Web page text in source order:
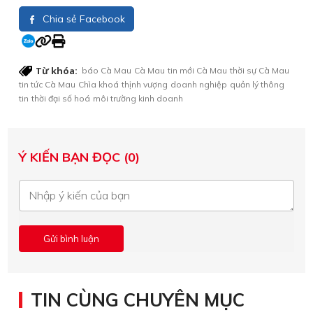
Chia sẻ Facebook
Từ khóa: báo Cà Mau Cà Mau tin mới Cà Mau thời sự Cà Mau
tin tức Cà Mau Chìa khoá thịnh vượng doanh nghiệp quản lý thông
tin thời đại số hoá môi trường kinh doanh
Ý KIẾN BẠN ĐỌC (0)
TIN CÙNG CHUYÊN MỤC